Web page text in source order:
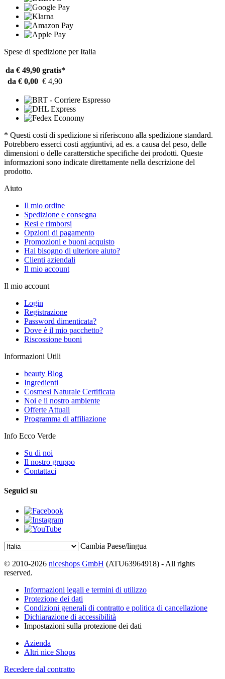
Spese di spedizione per Italia
da € 49,90 gratis*
da € 0,00 € 4,90
* Questi costi di spedizione si riferiscono alla spedizione standard.
Potrebbero esserci costi aggiuntivi, ad es. a causa del peso, delle
dimensioni o delle caratterstiche specifiche dei prodotti. Queste
informazioni sono indicate direttamente nella descrizione del
prodotto.
Aiuto
Il mio ordine
Spedizione e consegna
Resi e rimborsi
Opzioni di pagamento
Promozioni e buoni acquisto
Hai bisogno di ulteriore aiuto?
Clienti aziendali
Il mio account
Il mio account
Login
Registrazione
Password dimenticata?
Dove è il mio pacchetto?
Riscossione buoni
Informazioni Utili
beauty Blog
Ingredienti
Cosmesi Naturale Certificata
Noi e il nostro ambiente
Offerte Attuali
Programma di affiliazione
Info Ecco Verde
Su di noi
Il nostro gruppo
Contattaci
Seguici su
Cambia Paese/lingua
© 2010-2026 niceshops GmbH (ATU63964918) - All rights
reserved.
Informazioni legali e termini di utilizzo
Protezione dei dati
Condizioni generali di contratto e politica di cancellazione
Dichiarazione di accessibilità
Impostazioni sulla protezione dei dati
Azienda
Altri nice Shops
Recedere dal contratto